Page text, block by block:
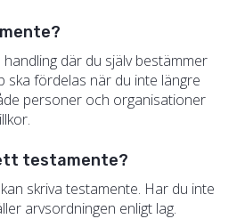
där du själv bestämmer
ska fördelas när du inte längre
personer och organisationer
testamente?
skriva testamente. Har du inte
arvsordningen enligt lag.